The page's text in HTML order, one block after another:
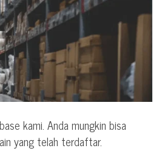
kami. Anda mungkin bisa
yang telah terdaftar.